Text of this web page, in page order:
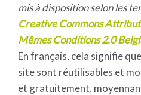
mis à disposition selon les
Creative Commons
Mêmes Conditions 2.0
En français, cela signifie
site sont réutilisables et
et gratuitement,